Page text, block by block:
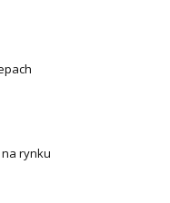
rynku